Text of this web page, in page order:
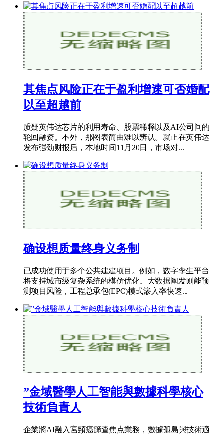
其焦点风险正在于盈利增速可否婚配
以至超越前
质疑英伟达芯片的利用寿命、股票稀释以及AI公司间的
轮回融资。不外，那图表简曲难以辨认。就正在英伟达
发布强劲财报后，本地时间11月20日，市场对...
确设想质量终身义务制
已成功使用于多个公共建建项目。例如，数字孪生平台
将支持城市级复杂系统的模仿优化。大数据阐发则能预
测项目风险，工程总承包(EPC)模式渗入率快速...
”金域醫學人工智能與數據科學核心
技術負責人
企業將AI融入宮頸癌篩查焦点業務，數據孤島與技術適